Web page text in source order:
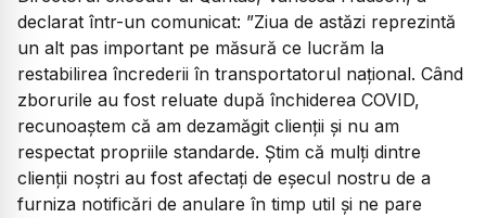
declarat într-un comunicat: ”Ziua de astăzi reprezintă
un alt pas important pe măsură ce lucrăm la
restabilirea încrederii în transportatorul național. Când
zborurile au fost reluate după închiderea COVID,
recunoaștem că am dezamăgit clienții și nu am
respectat propriile standarde. Știm că mulți dintre
clienții noștri au fost afectați de eșecul nostru de a
furniza notificări de anulare în timp util și ne pare